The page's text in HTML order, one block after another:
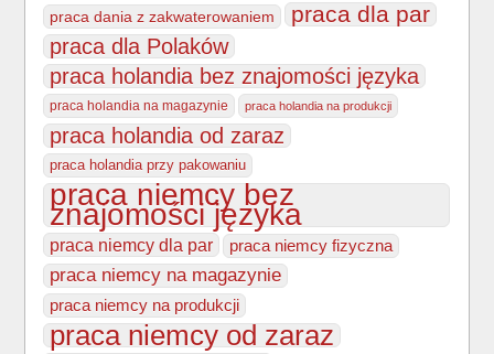
praca dania z zakwaterowaniem praca dla par
praca dla Polaków
praca holandia bez znajomości języka
praca holandia na magazynie praca holandia na produkcji
praca holandia od zaraz
praca holandia przy pakowaniu
praca niemcy bez
znajomości języka
praca niemcy dla par praca niemcy fizyczna
praca niemcy na magazynie
praca niemcy na produkcji
praca niemcy od zaraz